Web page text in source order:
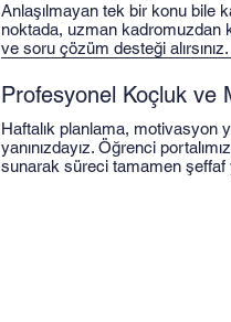
Anlaşılmayan tek bir konu bile
noktada, uzman kadromuzdan
ve soru çözüm desteği alırsınız.
Profesyonel Koçluk ve
Haftalık planlama, motivasyon
yanınızdayız. Öğrenci
sunarak süreci tamamen şeffaf